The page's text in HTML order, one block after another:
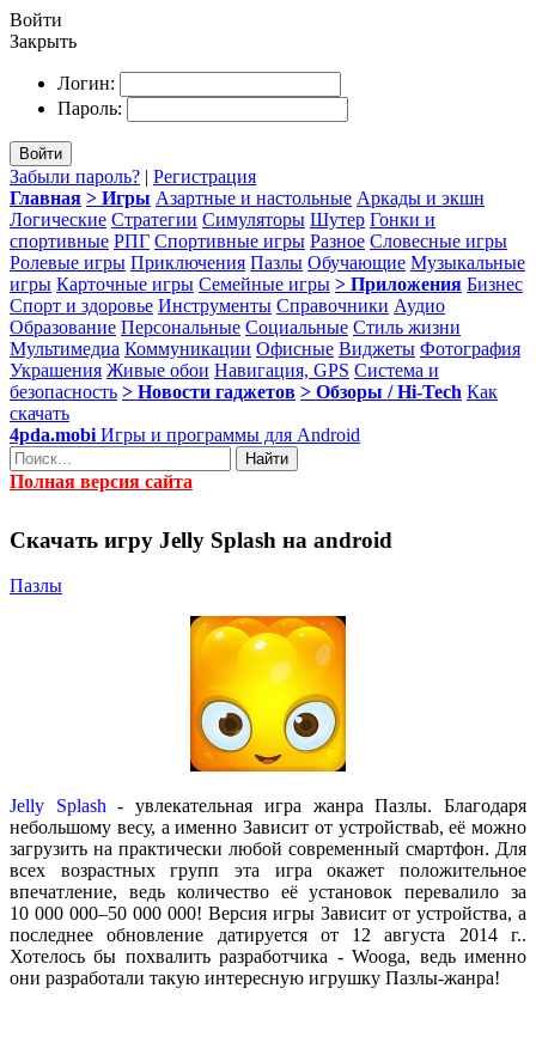
Войти
Закрыть
Логин:
Пароль:
Войти
Забыли пароль? | Регистрация
Главная > Игры Азартные и настольные Аркады и экшн
Логические Стратегии Симуляторы Шутер Гонки и
спортивные РПГ Спортивные игры Разное Словесные игры
Ролевые игры Приключения Пазлы Обучающие Музыкальные
игры Карточные игры Семейные игры > Приложения Бизнес
Спорт и здоровье Инструменты Справочники Аудио
Образование Персональные Социальные Стиль жизни
Мультимедиа Коммуникации Офисные Виджеты Фотография
Украшения Живые обои Навигация, GPS Система и
безопасность > Новости гаджетов > Обзоры / Hi-Tech Как
скачать
4pda.mobi Игры и программы для Android
Найти
Полная версия сайта
Скачать игру Jelly Splash на android
Пазлы
Jelly Splash - увлекательная игра жанра Пазлы. Благодаря
небольшому весу, а именно Зависит от устройстваb, её можно
загрузить на практически любой современный смартфон. Для
всех возрастных групп эта игра окажет положительное
впечатление, ведь количество её установок перевалило за
10 000 000–50 000 000! Версия игры Зависит от устройства, а
последнее обновление датируется от 12 августа 2014 г..
Хотелось бы похвалить разработчика - Wooga, ведь именно
они разработали такую интересную игрушку Пазлы-жанра!